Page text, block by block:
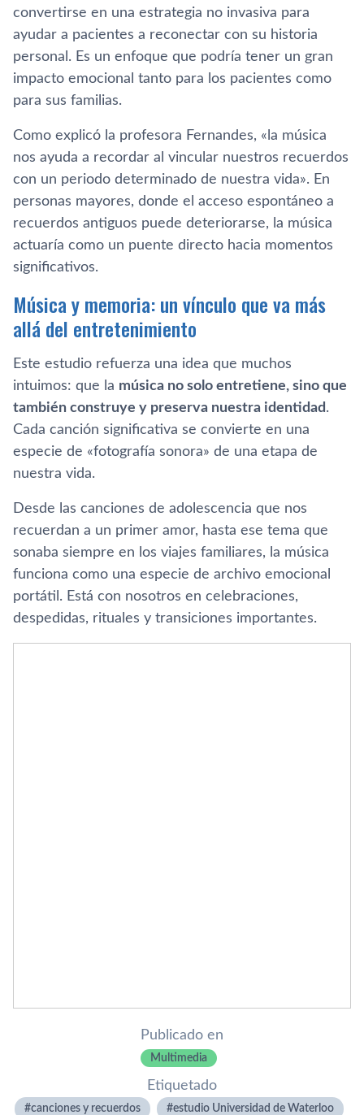
convertirse en una estrategia no invasiva para
ayudar a pacientes a reconectar con su historia
personal. Es un enfoque que podría tener un gran
impacto emocional tanto para los pacientes como
para sus familias.
Como explicó la profesora Fernandes, «la música
nos ayuda a recordar al vincular nuestros recuerdos
con un periodo determinado de nuestra vida». En
personas mayores, donde el acceso espontáneo a
recuerdos antiguos puede deteriorarse, la música
actuaría como un puente directo hacia momentos
significativos.
Música y memoria: un vínculo que va más
allá del entretenimiento
Este estudio refuerza una idea que muchos
intuimos: que la música no solo entretiene, sino que
también construye y preserva nuestra identidad.
Cada canción significativa se convierte en una
especie de «fotografía sonora» de una etapa de
nuestra vida.
Desde las canciones de adolescencia que nos
recuerdan a un primer amor, hasta ese tema que
sonaba siempre en los viajes familiares, la música
funciona como una especie de archivo emocional
portátil. Está con nosotros en celebraciones,
despedidas, rituales y transiciones importantes.
Publicado en
Multimedia
Etiquetado
canciones y recuerdos estudio Universidad de Waterloo